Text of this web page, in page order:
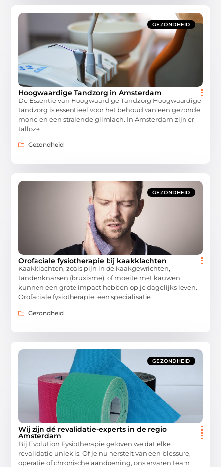
GEZONDHEID
Hoogwaardige Tandzorg in Amsterdam
De Essentie van Hoogwaardige Tandzorg Hoogwaardige
tandzorg is essentieel voor het behoud van een gezonde
mond en een stralende glimlach. In Amsterdam zijn er
talloze
Gezondheid
GEZONDHEID
Orofaciale fysiotherapie bij kaakklachten
Kaakklachten, zoals pijn in de kaakgewrichten,
tandenknarsen (bruxisme), of moeite met kauwen,
kunnen een grote impact hebben op je dagelijks leven.
Orofaciale fysiotherapie, een specialisatie
Gezondheid
GEZONDHEID
Wij zijn dé revalidatie-experts in de regio
Amsterdam
Bij Evolution Fysiotherapie geloven we dat elke
revalidatie uniek is. Of je nu herstelt van een blessure,
operatie of chronische aandoening, ons ervaren team